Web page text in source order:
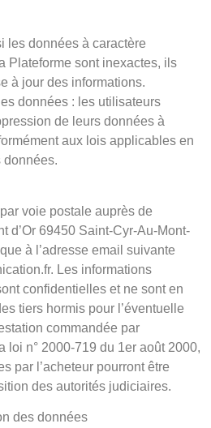
les données à caractère
Plateforme sont inexactes, ils
à jour des informations.
données : les utilisateurs
de leurs données à
aux lois applicables en
données.
voie postale auprès de
d’Or 69450 Saint-Cyr-Au-Mont-
à l’adresse email suivante
Les informations
confidentielles et ne sont en
tiers hormis pour l’éventuelle
commandée par
loi n° 2000-719 du 1er août 2000,
par l’acheteur pourront être
des autorités judiciaires.
des données